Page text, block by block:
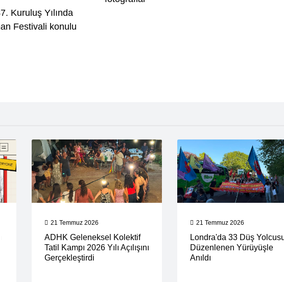
21 Temmuz 2026
ADHK Geleneksel Kolektif
Tatil Kampı 2026 Yılı Açılışını
Gerçekleştirdi
21 Temmuz 2026
Londra'da 33 Düş
Düzenlenen Yürüyüşle
Anıldı